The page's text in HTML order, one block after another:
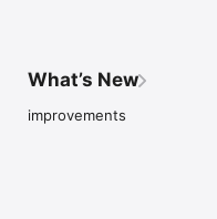
وملخّص
What’s New
improvements